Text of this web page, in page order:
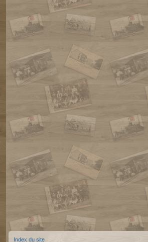
Index du site